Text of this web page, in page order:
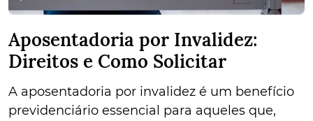
Aposentadoria por Invalidez:
Direitos e Como Solicitar
A aposentadoria por invalidez é um benefício
previdenciário essencial para aqueles que,